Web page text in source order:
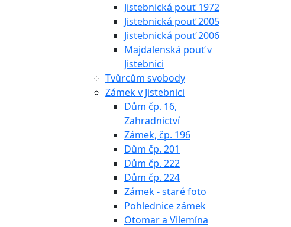
Jistebnická pouť 1972
Jistebnická pouť 2005
Jistebnická pouť 2006
Majdalenská pouť v
Jistebnici
Tvůrcům svobody
Zámek v Jistebnici
Dům čp. 16,
Zahradnictví
Zámek, čp. 196
Dům čp. 201
Dům čp. 222
Dům čp. 224
Zámek - staré foto
Pohlednice zámek
Otomar a Vilemína